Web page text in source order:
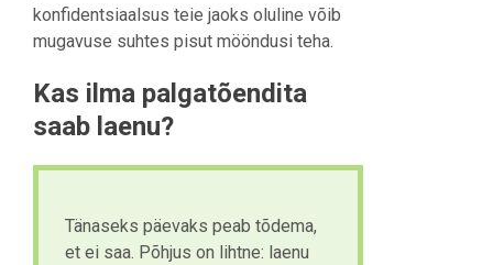
konfidentsiaalsus teie jaoks oluline võib
mugavuse suhtes pisut mööndusi teha.
Kas ilma palgatõendita
saab laenu?
Tänaseks päevaks peab tõdema,
et ei saa. Põhjus on lihtne: laenu